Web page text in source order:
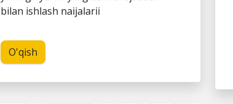
bilan ishlash naijalarii
O'qish